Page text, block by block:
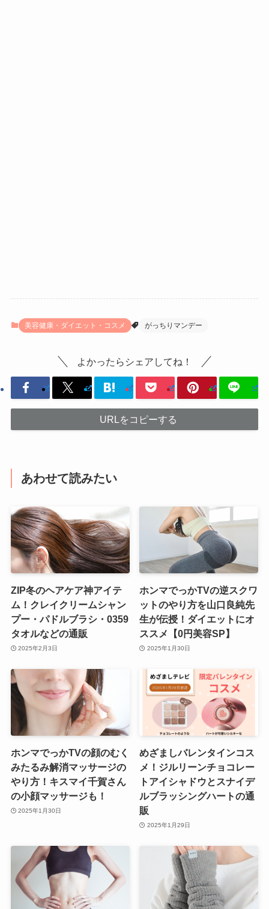
美容健康・ダイエット・コスメ がっちりマンデー
よかったらシェアしてね！
URLをコピーする
あわせて読みたい
ZIP冬のヘアケア神アイテ
ム！クレイクリームシャン
プー・パドルブラシ・0359
タオルなどの通販
2025年2月3日
ホンマでっかTVの逆スクワ
ットのやり方を山口良純先
生が伝授！ダイエットにオ
ススメ【0円美容SP】
2025年1月30日
ホンマでっかTVの顔のむく
みたるみ解消マッサージの
やり方！キスマイ千賀さん
の小顔マッサージも！
2025年1月30日
めざましバレンタインコス
メ！ジルリーンチョコレー
トアイシャドウとスナイデ
ルブラッシングハートの通
販
2025年1月29日